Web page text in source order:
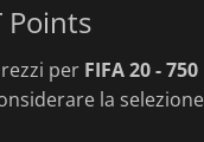
Points
per FIFA 20 -
la